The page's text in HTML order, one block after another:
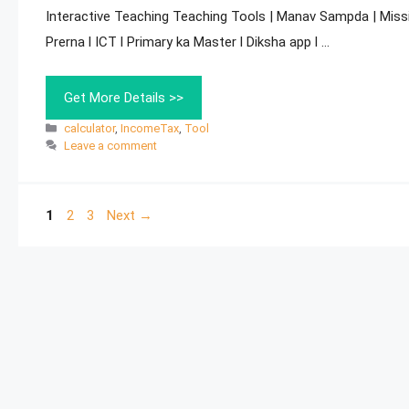
Interactive Teaching Teaching Tools | Manav Sampda |
Prerna l ICT l Primary ka Master l Diksha app l …
Get More Details >>
calculator, IncomeTax, Tool
Leave a comment
1 2 3 Next →